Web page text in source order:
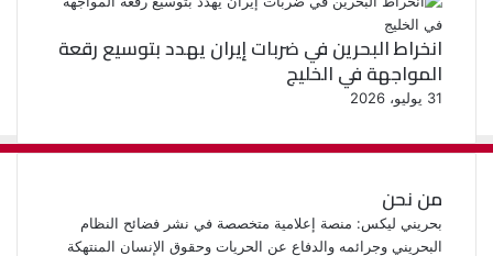
انخراط البحرين في ضربات إيران يهدد بتوسيع رقعة
المواجهة في الخليج
31 يوليو، 2026
من نحن
بحريني ليكس: منصة إعلامية متخصصة في نشر فضائح النظام
البحريني وجرائمه والدفاع عن الحريات وحقوق الإنسان المنتهكة